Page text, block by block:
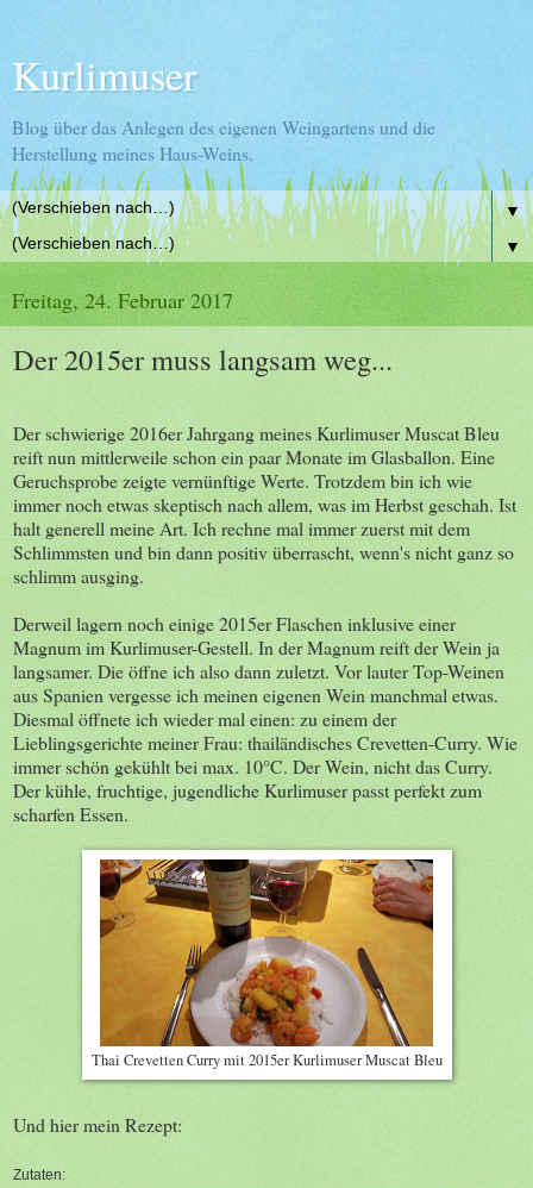
Kurlimuser
Blog über das Anlegen des eigenen Weingartens und die
Herstellung meines Haus-Weins.
▼
▼
Freitag, 24. Februar 2017
Der 2015er muss langsam weg...
Der schwierige 2016er Jahrgang meines Kurlimuser Muscat Bleu
reift nun mittlerweile schon ein paar Monate im Glasballon. Eine
Geruchsprobe zeigte vernünftige Werte. Trotzdem bin ich wie
immer noch etwas skeptisch nach allem, was im Herbst geschah. Ist
halt generell meine Art. Ich rechne mal immer zuerst mit dem
Schlimmsten und bin dann positiv überrascht, wenn's nicht ganz so
schlimm ausging.
Derweil lagern noch einige 2015er Flaschen inklusive einer
Magnum im Kurlimuser-Gestell. In der Magnum reift der Wein ja
langsamer. Die öffne ich also dann zuletzt. Vor lauter Top-Weinen
aus Spanien vergesse ich meinen eigenen Wein manchmal etwas.
Diesmal öffnete ich wieder mal einen: zu einem der
Lieblingsgerichte meiner Frau: thailändisches Crevetten-Curry. Wie
immer schön gekühlt bei max. 10°C. Der Wein, nicht das Curry.
Der kühle, fruchtige, jugendliche Kurlimuser passt perfekt zum
scharfen Essen.
Thai Crevetten Curry mit 2015er Kurlimuser Muscat Bleu
Und hier mein Rezept:
Zutaten: